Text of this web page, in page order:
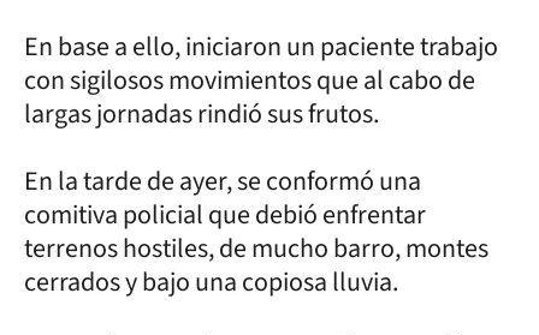
En base a ello, iniciaron un paciente trabajo
con sigilosos movimientos que al cabo de
largas jornadas rindió sus frutos.
En la tarde de ayer, se conformó una
comitiva policial que debió enfrentar
terrenos hostiles, de mucho barro, montes
cerrados y bajo una copiosa lluvia.